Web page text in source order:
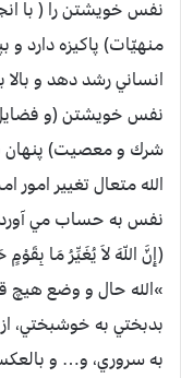
نفس خويشتن را ( با
منهيّات) پاكيزه دارد و
انساني رشد دهد و
نفس خويشتن (و فضایل
شرك و معصيت) پنهان
الله متعال تغيير امور
نفس به حساب مي
(إِنَّ اللّهَ لاَ يُغَيِّرُ مَا
»الله حال و وضع هيچ
بدبختي به خوشبختي، از
به سروري، و… و